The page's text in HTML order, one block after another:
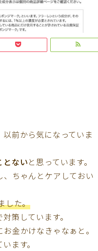
前から気になっていま
とないと思っています。
ちゃんとケアしておい
した。
策しています。
金かけなきゃなぁと。
ます。